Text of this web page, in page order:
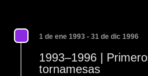
1 de ene 1993 - 31 de dic 1996
1993–1996 |
tornamesas